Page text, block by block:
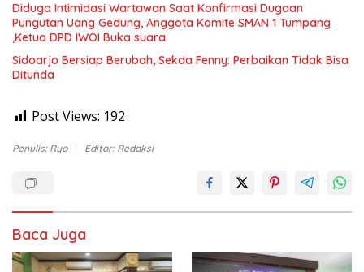
Diduga Intimidasi Wartawan Saat Konfirmasi Dugaan
Pungutan Uang Gedung, Anggota Komite SMAN 1 Tumpang
,Ketua DPD IWOI Buka suara
Sidoarjo Bersiap Berubah, Sekda Fenny: Perbaikan Tidak Bisa
Ditunda
Post Views: 192
Penulis: Ryo Editor: Redaksi
Baca Juga